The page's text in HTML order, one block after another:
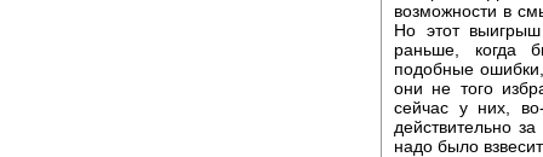
возможности в
Но этот
раньше, когда
подобные
они не того
сейчас у них,
действительно
надо было